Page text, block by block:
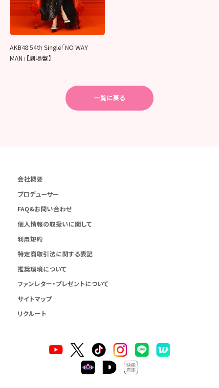
AKB48 54th Single「NO WAY
MAN」【劇場盤】
一覧に戻る
会社概要
プロデューサー
FAQ&お問い合わせ
個人情報の取扱いに関して
利用規約
特定商取引法に関する表記
推奨環境について
ファンレター・プレゼントについて
サイトマップ
リクルート